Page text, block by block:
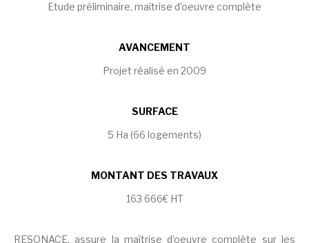
Etude préliminaire, maîtrise d’oeuvre complète
AVANCEMENT
Projet réalisé en 2009
SURFACE
5 Ha (66 logements)
MONTANT DES TRAVAUX
163 666€ HT
RESONACE, assure la maîtrise d’oeuvre complète sur les